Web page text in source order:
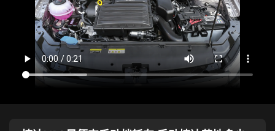
数码科技
实用技巧